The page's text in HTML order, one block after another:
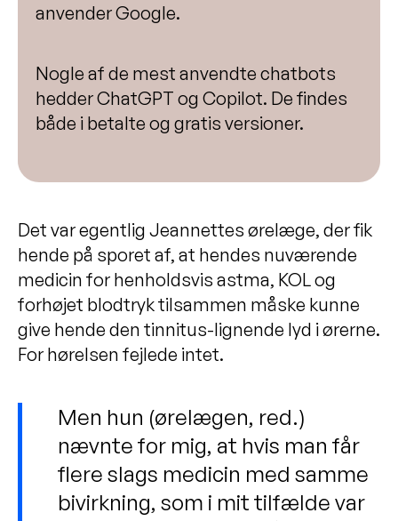
anvender Google.
Nogle af de mest anvendte chatbots
hedder ChatGPT og Copilot. De findes
både i betalte og gratis versioner.
Det var egentlig Jeannettes ørelæge, der fik
hende på sporet af, at hendes nuværende
medicin for henholdsvis astma, KOL og
forhøjet blodtryk tilsammen måske kunne
give hende den tinnitus-lignende lyd i ørerne.
For hørelsen fejlede intet.
Men hun (ørelægen, red.)
nævnte for mig, at hvis man får
flere slags medicin med samme
bivirkning, som i mit tilfælde var